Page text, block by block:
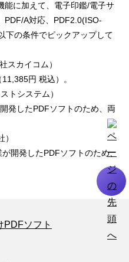
能に加えて、電子印鑑/電子サ
PDF/A対応、PDF2.0(ISO-
下の条件でピックアップして
スカイコム）
円 税込）。
トシステム）
発したPDFソフトのため、両
開発したPDFソフトのため、